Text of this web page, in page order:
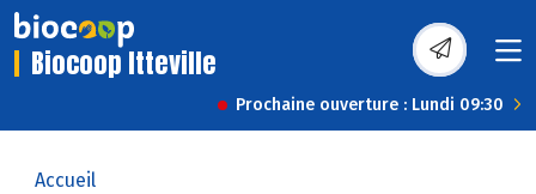
Biocoop Itteville
Prochaine ouverture : Lundi 09:30
Accueil